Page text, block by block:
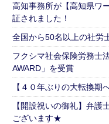
高知事務所が【高知県ワ
証されました！
全国から50名以上の社労
フクシマ社会保険労務士
AWARD」を受賞
【４０年ぶりの大転換期
【開設祝いの御礼】弁
ございます★